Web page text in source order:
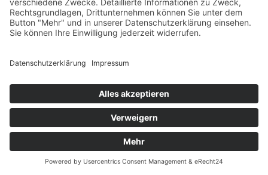
Datenschutzerklärung
Sitemap